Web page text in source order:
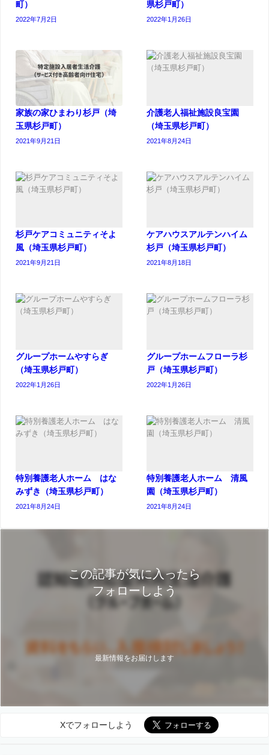
町）
2022年7月2日
県杉戸町）
2022年1月26日
家族の家ひまわり杉戸（埼
玉県杉戸町）
2021年9月21日
介護老人福祉施設良宝園
（埼玉県杉戸町）
2021年8月24日
杉戸ケアコミュニティそよ
風（埼玉県杉戸町）
2021年9月21日
ケアハウスアルテンハイム
杉戸（埼玉県杉戸町）
2021年8月18日
グループホームやすらぎ
（埼玉県杉戸町）
2022年1月26日
グループホームフローラ杉
戸（埼玉県杉戸町）
2022年1月26日
特別養護老人ホーム はな
みずき（埼玉県杉戸町）
2021年8月24日
特別養護老人ホーム 清風
園（埼玉県杉戸町）
2021年8月24日
この記事が気に入ったら
フォローしよう
最新情報をお届けします
Xでフォローしよう